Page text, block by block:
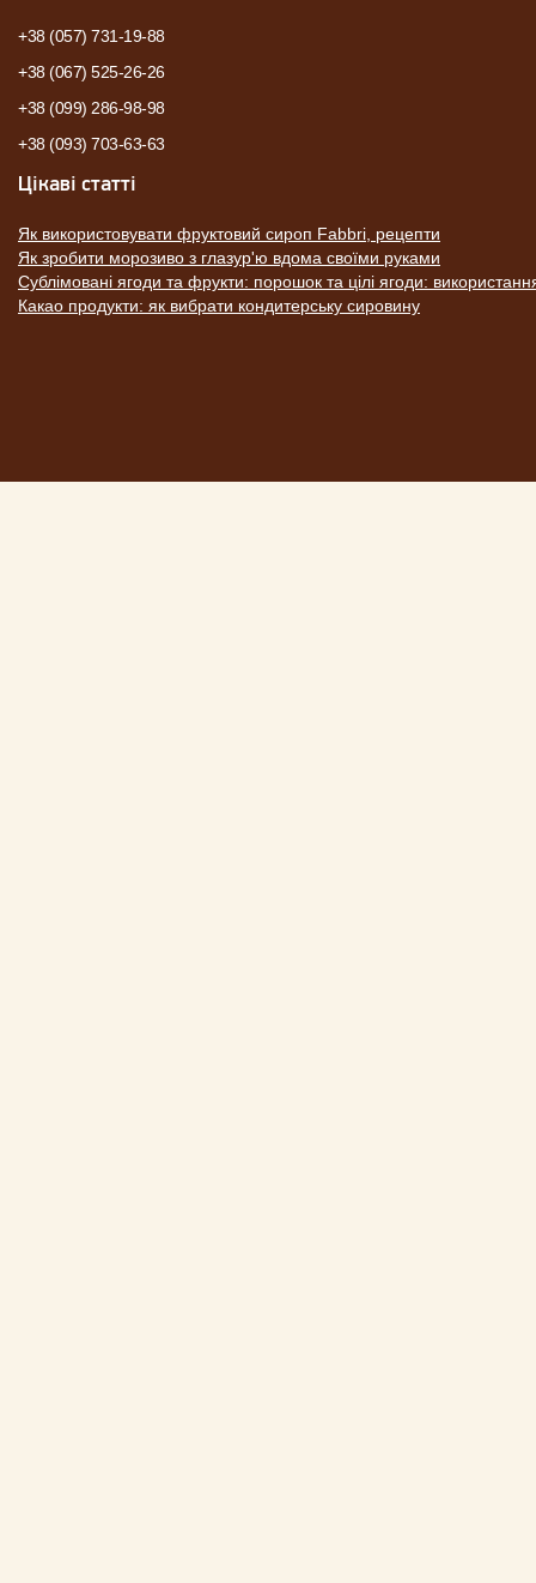
+38 (057) 731-19-88
+38 (067) 525-26-26
+38 (099) 286-98-98
+38 (093) 703-63-63
Цікаві статті
Як використовувати фруктовий сироп Fabbri, рецепти
Як зробити морозиво з глазур'ю вдома своїми руками
Сублімовані ягоди та фрукти: порошок та цілі ягоди:
Какао продукти: як вибрати кондитерську сировину